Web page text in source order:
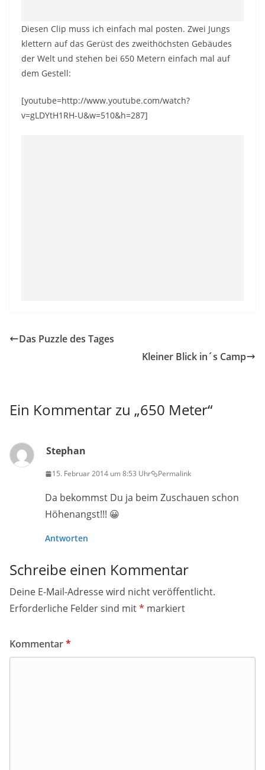
Diesen Clip muss ich einfach mal posten. Zwei Jungs
klettern auf das Gerüst des zweithöchsten Gebäudes
der Welt und stehen bei 650 Metern einfach mal auf
dem Gestell:
[youtube=http://www.youtube.com/watch?
v=gLDYtH1RH-U&w=510&h=287]
Das Puzzle des Tages
Kleiner Blick in´s Camp
Ein Kommentar zu „650 Meter“
Stephan
15. Februar 2014 um 8:53 Uhr Permalink
Da bekommst Du ja beim Zuschauen schon
Höhenangst!!! 😀
Antworten
Schreibe einen Kommentar
Deine E-Mail-Adresse wird nicht veröffentlicht.
Erforderliche Felder sind mit* markiert
Kommentar*